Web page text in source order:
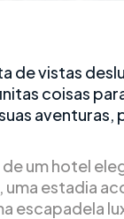
de vistas
coisas
um hotel
uma estadia
escapadela